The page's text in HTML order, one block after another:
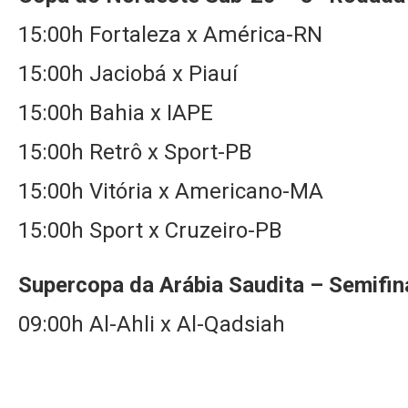
15:00h Fortaleza x América-RN
15:00h Jaciobá x Piauí
15:00h Bahia x IAPE
15:00h Retrô x Sport-PB
15:00h Vitória x Americano-MA
15:00h Sport x Cruzeiro-PB
Supercopa da Arábia Saudita –
09:00h Al-Ahli x Al-Qadsiah